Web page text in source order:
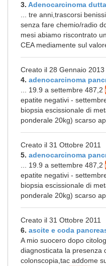
3. Adenocarcinoma
... tre anni,trascorsi
senza fare chemio/radio
mesi abiamo riscontrato
CEA mediamente sul
Creato il 28 Gennaio 2013
4. adenocarcinoma
... 19.9 a settembre 487,2
epatite negativi -
biopsia escissionale di
ponderale 20kg) scarso
Creato il 31 Ottobre 2011
5. adenocarcinoma
... 19.9 a settembre 487,2
epatite negativi -
biopsia escissionale di
ponderale 20kg) scarso
Creato il 31 Ottobre 2011
6. ascite e coda
A mio suocero dopo
diagnosticata la presenza
colonscopia,tac addome